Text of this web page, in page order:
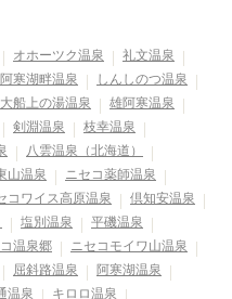
オホーツク温泉
礼文温泉
阿寒湖畔温泉
しんしのつ温泉
大船上の湯温泉
雄阿寒温泉
剣淵温泉
枝幸温泉
八雲温泉（北海道）
山温泉
ニセコ薬師温泉
コワイス高原温泉
倶知安温泉
塩別温泉
平磯温泉
温泉郷
ニセコモイワ山温泉
屈斜路温泉
阿寒湖温泉
温泉
キロロ温泉